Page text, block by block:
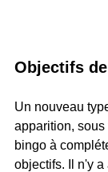
Objectifs
Un nouveau
apparition,
bingo à
objectifs. Il n'y